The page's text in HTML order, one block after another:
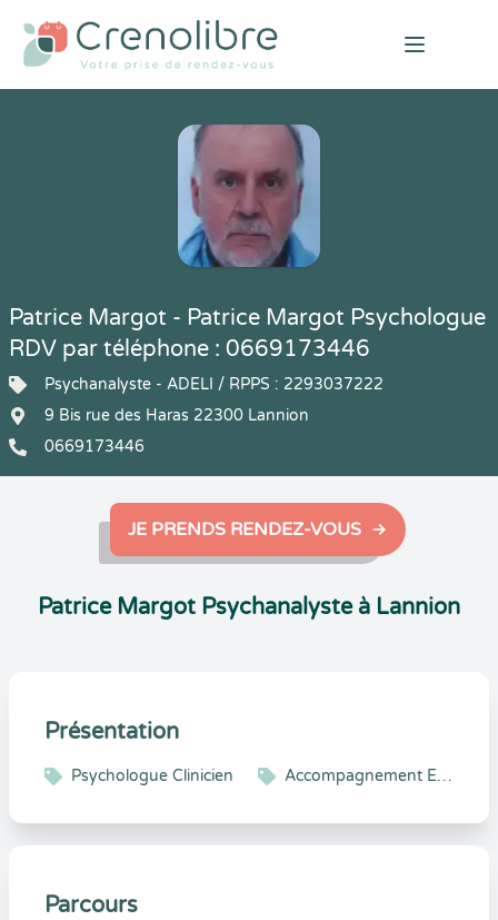
Open
Patrice Margot - Patrice Margot Psychologue
RDV par téléphone : 0669173446
Psychanalyste - ADELI / RPPS : 2293037222
9 Bis rue des Haras 22300 Lannion
0669173446
JE PRENDS RENDEZ-VOUS
Patrice Margot Psychanalyste à Lannion
Présentation
Psychologue Clinicien Accompagnement Enfant et Adolescent
Parcours